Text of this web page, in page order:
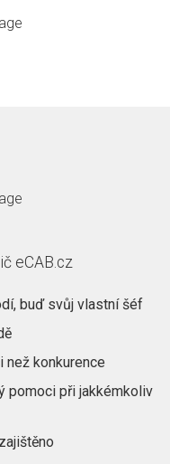
eCAB.cz
buď svůj vlastní šéf
než konkurence
pomoci při jakkémkoliv